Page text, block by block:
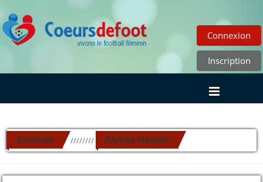
Connexion
Inscription
Joueuse ////////// Alyssa Naeher